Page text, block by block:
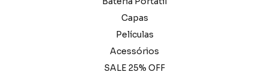
Capas
Películas
Acessórios
SALE 25% OFF